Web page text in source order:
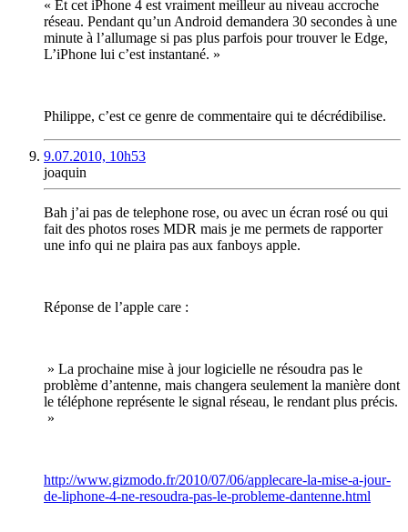
« Et cet iPhone 4 est vraiment meilleur au niveau accroche
réseau. Pendant qu’un Android demandera 30 secondes à une
minute à l’allumage si pas plus parfois pour trouver le Edge,
L’iPhone lui c’est instantané. »
Philippe, c’est ce genre de commentaire qui te décrédibilise.
9.07.2010, 10h53
joaquin
Bah j’ai pas de telephone rose, ou avec un écran rosé ou qui
fait des photos roses MDR mais je me permets de rapporter
une info qui ne plaira pas aux fanboys apple.
Réponse de l’apple care :
» La prochaine mise à jour logicielle ne résoudra pas le
problème d’antenne, mais changera seulement la manière dont
le téléphone représente le signal réseau, le rendant plus précis.
»
http://www.gizmodo.fr/2010/07/06/applecare-la-mise-a-jour-
de-liphone-4-ne-resoudra-pas-le-probleme-dantenne.html